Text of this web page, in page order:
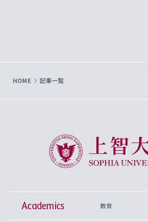
HOME 記事一覧
上智大学 Sophia
Academics 教育